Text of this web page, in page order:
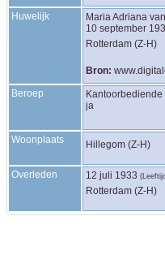
Huwelijk
Maria Adriana
10 september
Rotterdam (Z-H)
Bron:
Beroep
Kantoorbediende
ja
Woonplaats Hillegom (Z-H)
Overleden 12 juli 1933
Rotterdam (Z-H)